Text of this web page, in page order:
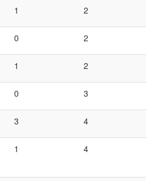
1 2
0 2
1 2
0 3
3 4
1 4